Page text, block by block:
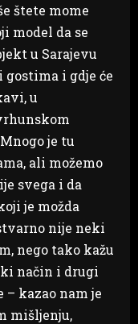
štete mome
model da se
u Sarajevu
i gdje će
u
je tu
ali možemo
svega i da
je možda
nije neki
nego tako kažu
način i drugi
– kazao nam je
mišljenju,